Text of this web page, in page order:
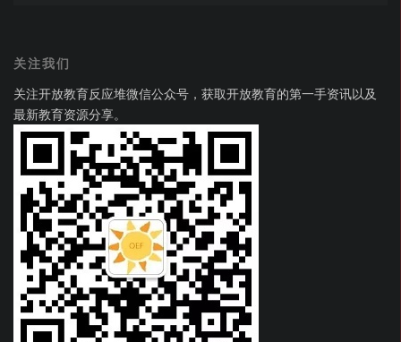
关注我们
关注开放教育反应堆微信公众号，获取开放教育的第一手资讯以及
最新教育资源分享。